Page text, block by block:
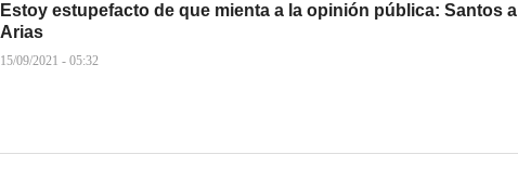
Estoy estupefacto de que mienta a la opinión pública: Santos a
Arias
15/09/2021 - 05:32